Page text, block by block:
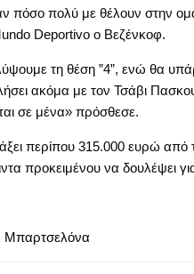
πόσο πολύ με θέλουν στην
Deportivo ο Βεζένκοφ.
τη θέση ”4”, ενώ θα
ακόμα με τον Τσάβι
σε μένα» πρόσθεσε.
περίπου 315.000 ευρώ από
προκειμένου να δουλέψει
Μπαρτσελόνα